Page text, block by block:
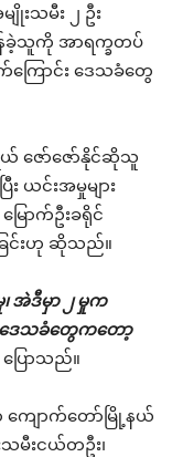
းသမီး ၂ ဦး
န်ခဲ့သူကို အာရက္ခတပ်
ြောင်း ဒေသခံတွေ
ဇော်ဇော်နိုင်ဆိုသူ
ယင်းအမှုများ
ောက်ဦးခရိုင်
ြင်းဟု ဆိုသည်။
အဲဒီမှာ ၂ မှုက
ေသခံတွေကတော့
ြောသည်။
ျောက်တော်မြို့နယ်
မီးငယ်တဦး၊